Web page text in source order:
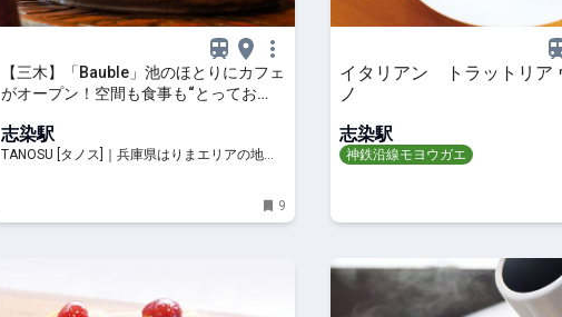
【三木】「Bauble」池のほとりにカフェ
がオープン！空間も食事も“とってお
志染駅
TANOSU [タノス]｜兵庫県はりまエリアの地域
9
イタリアン トラットリア
ノ
志染駅
神鉄沿線モヨウガエ